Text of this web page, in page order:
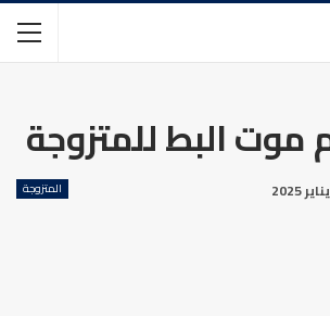
موت البط للمتزوجة
المتزوجة